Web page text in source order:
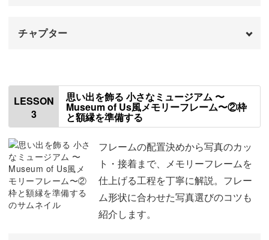
限られた材料でもおしゃれに見せる工夫で、アレンジ作品
フィギュアを使って、よりドラマチックな立体感を出す仕
上げ方もご紹介します♪
癒しのミニギャラリーが完成
完成したフレームは、毎日の暮らしをやさしく彩ってくれ
チャプター
使用材料・道具
印刷用のキャンバスと枠を用意する
枠に写真を入れる 05:20
データを保存して印刷する 08:47
LESSON
3
思い出を飾る 小さなミュージアム 〜
Museum of Us風メモリーフレーム〜②枠
と額縁を準備する
フレームの配置決めから写真のカッ
ト・接着まで、メモリーフレームを
仕上げる工程を丁寧に解説。フレー
ム形状に合わせた写真選びのコツも
紹介します。